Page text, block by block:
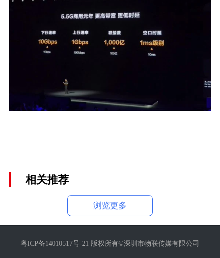
相关推荐
浏览更多
粤ICP备14010517号-21 版权所有©深圳市物联传媒有限公司